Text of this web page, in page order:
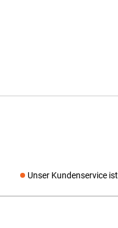
Unser Kundenservice ist
Social media